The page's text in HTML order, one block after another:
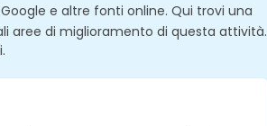
e altre fonti online. Qui trovi una
aree di miglioramento di questa attività.